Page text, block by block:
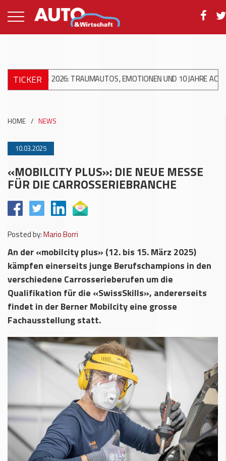
TICKER
2026: TRAUMAUTOS, EMOTIONEN UND 10 JAHRE ACW AG +++
HOME / NEWS
10.03.2025
«MOBILCITY PLUS»: DIE NEUE MESSE
FÜR DIE CARROSSERIEBRANCHE
Posted by:Mario Borri
An der «mobilcity plus» (12. bis 15. März 2025)
kämpfen einerseits junge Berufschampions in den
verschiedene Carrosserieberufen um die
Qualifikation für die «SwissSkills», andererseits
findet in der Berner Mobilcity eine grosse
Fachausstellung statt.